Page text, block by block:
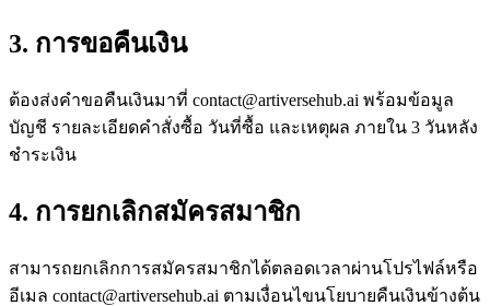
3. การขอคืนเงิน
ต้องส่งคำขอคืนเงินมาที่ contact@artiversehub.ai พร้อมข้อมูล
บัญชี รายละเอียดคำสั่งซื้อ วันที่ซื้อ และเหตุผล ภายใน 3 วันหลัง
ชำระเงิน
4. การยกเลิกสมัครสมาชิก
สามารถยกเลิกการสมัครสมาชิกได้ตลอดเวลาผ่านโปรไฟล์หรือ
อีเมล contact@artiversehub.ai ตามเงื่อนไขนโยบายคืนเงินข้างต้น